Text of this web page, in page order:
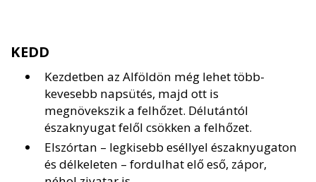
KEDD
Kezdetben az Alföldön még lehet több-
kevesebb napsütés, majd ott is
megnövekszik a felhőzet. Délutántól
északnyugat felől csökken a felhőzet.
Elszórtan – legkisebb eséllyel északnyugaton
és délkeleten – fordulhat elő eső, zápor,